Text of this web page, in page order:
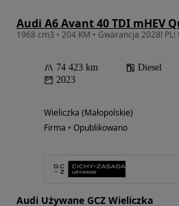
74 423 km Diesel
2023
Wieliczka (Małopolskie)
Firma • Opublikowano
Audi Używane GCZ Wieliczka